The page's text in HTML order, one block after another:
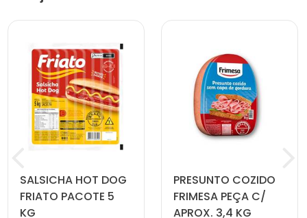
SALSICHA HOT DOG
FRIATO PACOTE 5
KG
PRESUNTO COZIDO
FRIMESA PEÇA C/
APROX. 3,4 KG